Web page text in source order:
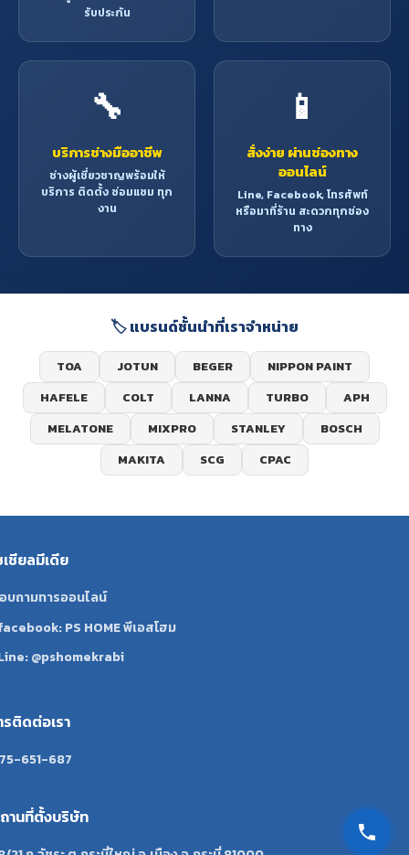
รับประกัน
🔧
บริการช่างมืออาชีพ
ช่างผู้เชี่ยวชาญพร้อมให้
บริการ ติดตั้ง ซ่อมแซม ทุก
งาน
📱
สั่งง่าย ผ่านช่องทาง
ออนไลน์
Line, Facebook, โทรศัพท์
หรือมาที่ร้าน สะดวกทุกช่อง
ทาง
🏷️ แบรนด์ชั้นนำที่เราจำหน่าย
TOA JOTUN BEGER
NIPPON PAINT
HAFELE
COLT LANNA TURBO
APH
MELATONE
MIXPRO STANLEY
BOSCH
MAKITA
SCG CPAC
เชียลมีเดีย
บถามทารออนไลน์
PS HOME พีเอสโฮม
@pshomekrabi
รติดต่อเรา
651-687
านที่ตั้งบริษัท